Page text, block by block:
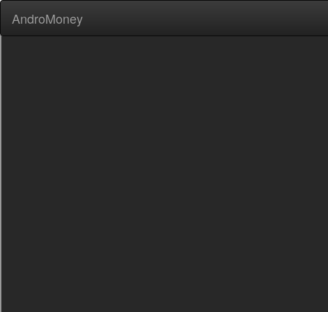
AndroMoney